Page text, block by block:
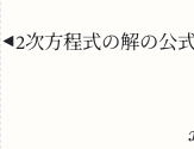
2次方程式の解の公